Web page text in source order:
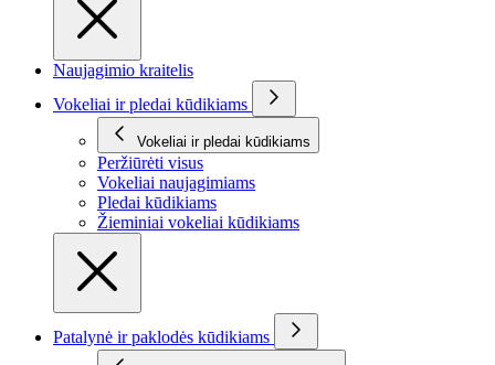
Naujagimio kraitelis
Vokeliai ir pledai kūdikiams
Vokeliai ir pledai kūdikiams
Peržiūrėti visus
Vokeliai naujagimiams
Pledai kūdikiams
Žieminiai vokeliai kūdikiams
Patalynė ir paklodės kūdikiams